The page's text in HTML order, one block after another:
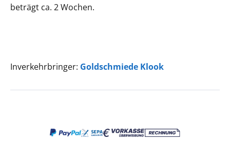
beträgt ca. 2 Wochen.
Inverkehrbringer: Goldschmiede Klook